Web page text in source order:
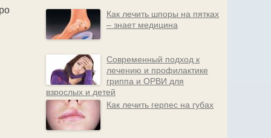
Как лечить шпоры на пятках
– знает медицина
Современный подход к
лечению и профилактике
гриппа и ОРВИ для
взрослых и детей
Как лечить герпес на губах